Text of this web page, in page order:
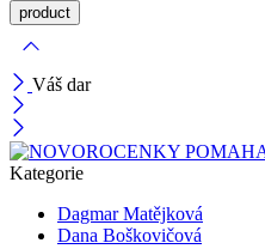
Váš dar
Kategorie
Dagmar Matějková
Dana Boškovičová